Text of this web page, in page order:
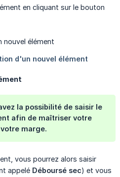
en cliquant sur le bouton
la possibilité de saisir le
afin de maîtriser votre
marge.
vous pourrez alors saisir
appelé Déboursé sec) et vous